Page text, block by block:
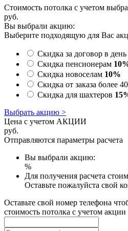
Стоимость потолка с учетом
руб.
Вы выбрали акцию:
Выберите подходящую для Вас
Скидка за договор в день
Скидка пенсионерам
Скидка новоселам 10%
Скидка от заказа более
Скидка для шахтеров
Выбрать акцию >
Цена с учетом АКЦИИ
руб.
Отправляются параметры расчета
Вы выбрали акцию:
%
Для получения расчета
Оставьте пожалуйста свой
Оставьте свой номер телефона
стоимость потолка с учетом акции